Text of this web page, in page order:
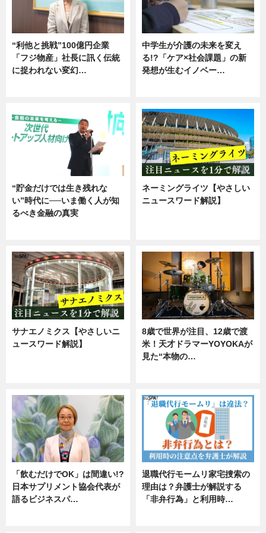
“利他と挑戦”100億円企業
「フジ物産」社長に訊く伝統
に捉われない変幻…
中学生が介護の未来を変え
る!?「ケア×社会課題」の新
発想が生むイノベー…
“貯金だけでは生き残れな
い”時代に──いま働く人が知
るべき金融の真実
ネーミングライツ【やさしい
ニュースワード解説】
サナエノミクス【やさしいニ
ュースワード解説】
8歳で世界が注目、12歳で渡
米！天才ドラマーYOYOKAが
見た“本物の…
「飲むだけでOK」は間違い!?
日本サプリメント協会代表が
語るビジネスパ…
退職代行モームリ家宅捜索の
理由は？弁護士が解説する
「非弁行為」と利用時…